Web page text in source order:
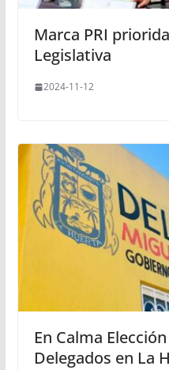
Marca PRI
Legislativa
2024-11-12
En Calma
Delegados en La